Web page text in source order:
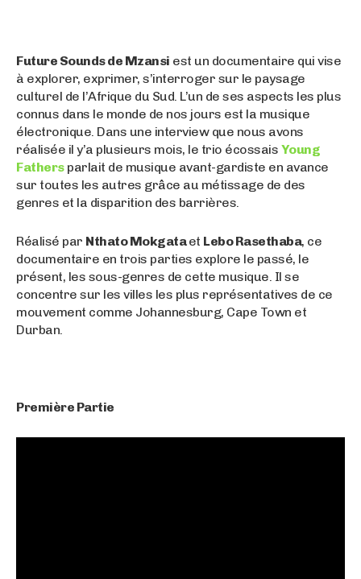
Future Sounds de Mzansi est un documentaire qui vise
à explorer, exprimer, s’interroger sur le paysage
culturel de l’Afrique du Sud. L’un de ses aspects les plus
connus dans le monde de nos jours est la musique
électronique. Dans une interview que nous avons
réalisée il y’a plusieurs mois, le trio écossais Young
Fathersparlait de musique avant-gardiste en avance
sur toutes les autres grâce au métissage de des
genres et la disparition des barrières.
Réalisé par Nthato Mokgataet Lebo Rasethaba, ce
documentaire en trois parties explore le passé, le
présent, les sous-genres de cette musique. Il se
concentre sur les villes les plus représentatives de ce
mouvement comme Johannesburg, Cape Town et
Durban.
Première Partie